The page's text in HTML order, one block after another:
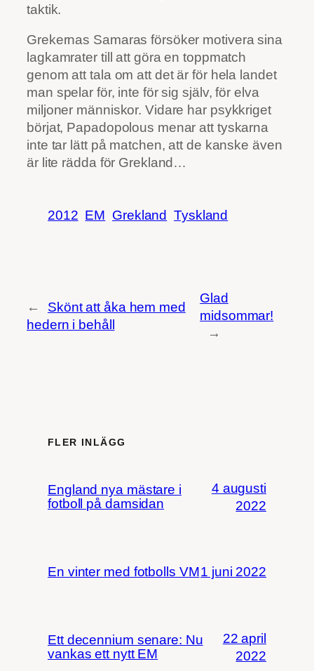
taktik.
Grekernas Samaras försöker motivera sina
lagkamrater till att göra en toppmatch
genom att tala om att det är för hela landet
man spelar för, inte för sig själv, för elva
miljoner människor. Vidare har psykkriget
börjat, Papadopolous menar att tyskarna
inte tar lätt på matchen, att de kanske även
är lite rädda för Grekland…
2012 EM Grekland Tyskland
←
Skönt att åka hem med
hedern i behåll
Glad
midsommar!
→
FLER INLÄGG
England nya mästare i
fotboll på damsidan
4 augusti
2022
En vinter med fotbolls VM1 juni 2022
Ett decennium senare: Nu
vankas ett nytt EM
22 april
2022